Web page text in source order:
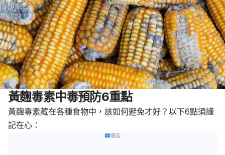
黃麴毒素中毒預防6重點
黃麴毒素藏在各種食物中，該如何避免才好？以下6點須謹
記在心：
廣告